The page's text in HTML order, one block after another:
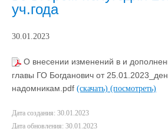
уч.года
30.01.2023
О внесении изменений в и
главы ГО Богданович от
надомникам.pdf (скачать) (посмотреть)
Дата создания: 30.01.2023
Дата обновления: 30.01.2023